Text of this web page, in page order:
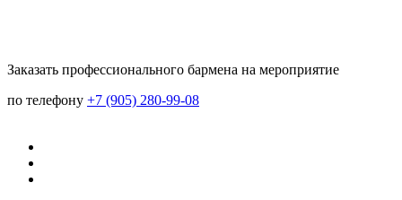
Заказать профессионального бармена на мероприятие
по телефону +7 (905) 280-99-08